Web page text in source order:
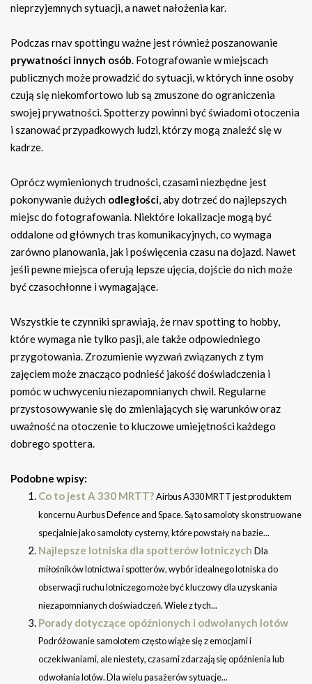
nieprzyjemnych sytuacji, a nawet nałożenia kar.
Podczas rnav spottingu ważne jest również poszanowanie
prywatności innych osób . Fotografowanie w miejscach
publicznych może prowadzić do sytuacji, w których inne osoby
czują się niekomfortowo lub są zmuszone do ograniczenia
swojej prywatności. Spotterzy powinni być świadomi otoczenia
i szanować przypadkowych ludzi, którzy mogą znaleźć się w
kadrze.
Oprócz wymienionych trudności, czasami niezbędne jest
pokonywanie dużych odległości , aby dotrzeć do najlepszych
miejsc do fotografowania. Niektóre lokalizacje mogą być
oddalone od głównych tras komunikacyjnych, co wymaga
zarówno planowania, jak i poświęcenia czasu na dojazd. Nawet
jeśli pewne miejsca oferują lepsze ujęcia, dojście do nich może
być czasochłonne i wymagające.
Wszystkie te czynniki sprawiają, że rnav spotting to hobby,
które wymaga nie tylko pasji, ale także odpowiedniego
przygotowania. Zrozumienie wyzwań związanych z tym
zajęciem może znacząco podnieść jakość doświadczenia i
pomóc w uchwyceniu niezapomnianych chwil. Regularne
przystosowywanie się do zmieniających się warunków oraz
uważność na otoczenie to kluczowe umiejętności każdego
dobrego spottera.
Podobne wpisy:
Co to jest A 330 MRTT?Airbus A330 MRTT jest produktem
koncernu Aurbus Defence and Space. Są to samoloty skonstruowane
specjalnie jako samoloty cysterny, które powstały na bazie...
Najlepsze lotniska dla spotterów lotniczych Dla
miłośników lotnictwa i spotterów, wybór idealnego lotniska do
obserwacji ruchu lotniczego może być kluczowy dla uzyskania
niezapomnianych doświadczeń. Wiele z tych...
Porady dotyczące opóźnionych i odwołanych lotów
Podróżowanie samolotem często wiąże się z emocjami i
oczekiwaniami, ale niestety, czasami zdarzają się opóźnienia lub
odwołania lotów. Dla wielu pasażerów sytuacje...